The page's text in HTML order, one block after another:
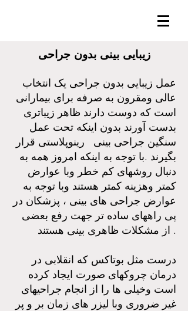
زیبایی بینی بدون جراحی
عمل زیبایی بدون جراحی یک انتخاب
عالی ومقرون به صرفه برای بیمارانی
است که دوست دارند ظاهر زیباتری
بدست آورند بدون اینکه تحت عمل
سنگین جراحی بینی رینوپلاستی قرار
بگیرند .با توجه به اینکه امروز همه به
دنبال روشهای کم خطر وبا عوارض
کمتر وهزینه کمتر هستند وبا توجه به
عوارض جراحی های بینی ، پزشکان در
پی راههای ساده تر جهت رفع بعضی
از مشکلات ظاهری بینی هستند .
درست مثل بوتاکس که انقلابی در
درمان چروکهای صورت ایجاد کرده
است وخیلی ها را از انجام جراحیهای
غیر ضروری وبا لیزر های زمان بر و پر